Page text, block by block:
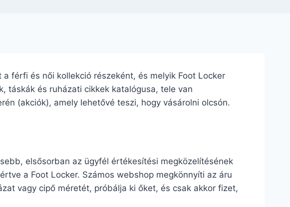
férfi és női kollekció részeként, és melyik Foot Locker
táskák és ruházati cikkek katalógusa, tele van
(akciók), amely lehetővé teszi, hogy vásárolni olcsón.
elsősorban az ügyfél értékesítési megközelítésének
a Foot Locker. Számos webshop megkönnyíti az áru
vagy cipő méretét, próbálja ki őket, és csak akkor fizet,